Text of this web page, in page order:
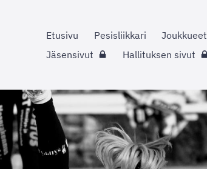
Etusivu Pesisliikkari Joukkueet
Jäsensivut
Hallituksen sivut